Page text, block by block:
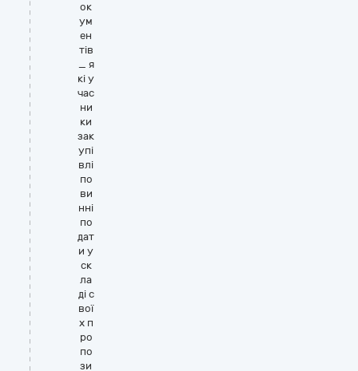
ок
ум
ен
тів
_ я
кі у
час
ни
ки
зак
упі
влі
по
ви
нні
по
дат
и у
ск
ла
ді с
вої
х п
ро
по
зи